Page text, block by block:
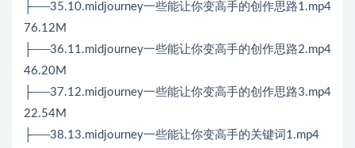
├──35.10.midjourney一些能让你变高手的创作思路1.mp4
76.12M
├──36.11.midjourney一些能让你变高手的创作思路2.mp4
46.20M
├──37.12.midjourney一些能让你变高手的创作思路3.mp4
22.54M
├──38.13.midjourney一些能让你变高手的关键词1.mp4